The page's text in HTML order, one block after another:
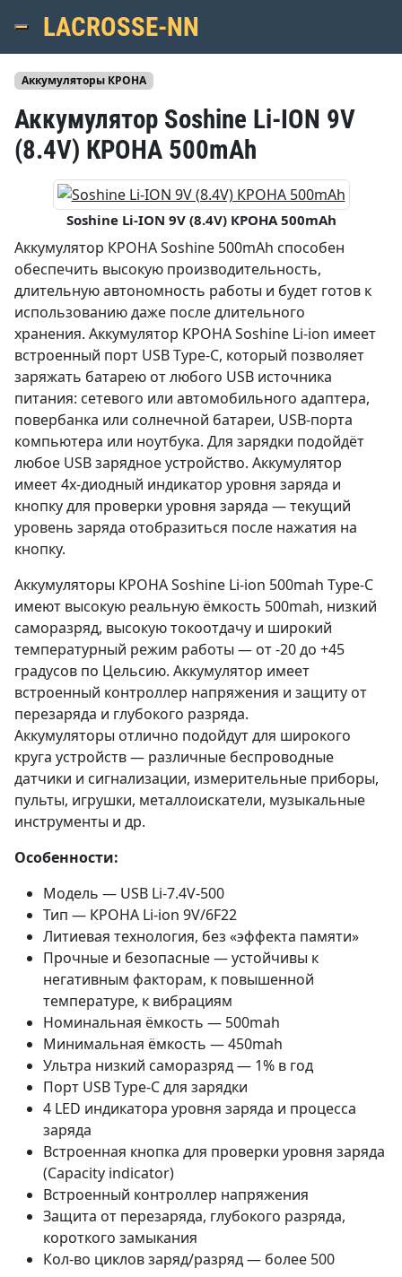
MenuLACROSSE-NN
Аккумуляторы КРОНА
Аккумулятор Soshine Li-ION 9V
(8.4V) КРОНА 500mAh
Soshine Li-ION 9V (8.4V) КРОНА 500mAh
Аккумулятор КРОНА Soshine 500mAh способен
обеспечить высокую производительность,
длительную автономность работы и будет готов к
использованию даже после длительного
хранения. Аккумулятор КРОНА Soshine Li-ion имеет
встроенный порт USB Type-C, который позволяет
заряжать батарею от любого USB источника
питания: сетевого или автомобильного адаптера,
повербанка или солнечной батареи, USB-порта
компьютера или ноутбука. Для зарядки подойдёт
любое USB зарядное устройство. Аккумулятор
имеет 4х-диодный индикатор уровня заряда и
кнопку для проверки уровня заряда — текущий
уровень заряда отобразиться после нажатия на
кнопку.
Аккумуляторы КРОНА Soshine Li-ion 500mah Type-C
имеют высокую реальную ёмкость 500mah, низкий
саморазряд, высокую токоотдачу и широкий
температурный режим работы — от -20 до +45
градусов по Цельсию. Аккумулятор имеет
встроенный контроллер напряжения и защиту от
перезаряда и глубокого разряда.
Аккумуляторы отлично подойдут для широкого
круга устройств — различные беспроводные
датчики и сигнализации, измерительные приборы,
пульты, игрушки, металлоискатели, музыкальные
инструменты и др.
Особенности:
Модель — USB Li-7.4V-500
Тип — КРОНА Li-ion 9V/6F22
Литиевая технология, без «эффекта памяти»
Прочные и безопасные — устойчивы к
негативным факторам, к повышенной
температуре, к вибрациям
Номинальная ёмкость — 500mah
Минимальная ёмкость — 450mah
Ультра низкий саморазряд — 1% в год
Порт USB Type-C для зарядки
4 LED индикатора уровня заряда и процесса
заряда
Встроенная кнопка для проверки уровня заряда
(Capacity indicator)
Встроенный контроллер напряжения
Защита от перезаряда, глубокого разряда,
короткого замыкания
Кол-во циклов заряд/разряд — более 500